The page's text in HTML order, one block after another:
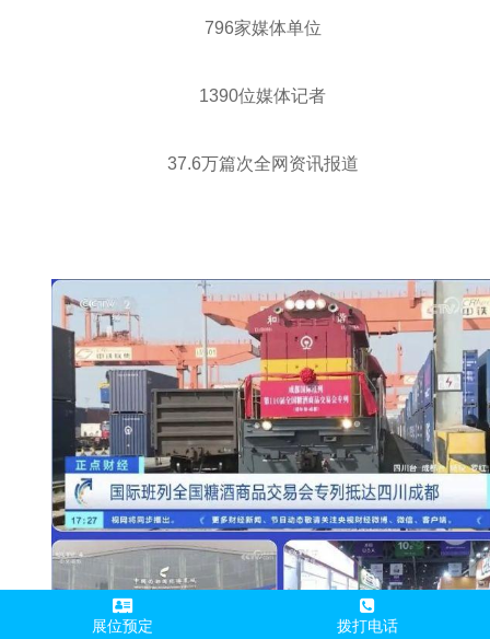
796家媒体单位
1390位媒体记者
37.6万篇次全网资讯报道
展位预定 拨打电话